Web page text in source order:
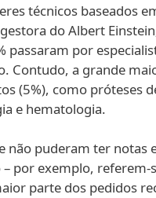
técnicos baseados
do Albert
por
a grande
(5%), como próteses
e hematologia.
puderam ter notas
exemplo, referem-
parte dos pedidos